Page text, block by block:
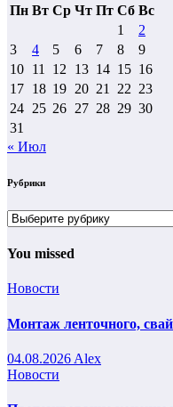
Пн Вт Ср Чт Пт Сб Вс
1
2
3
4 5 6 7 8
9
10 11 12 13 14 15 16
17 18 19 20 21 22 23
24 25 26 27 28 29 30
31
« Июл
Рубрики
Рубрики
You missed
Новости
Монтаж ленточного,
04.08.2026 Alex
Новости